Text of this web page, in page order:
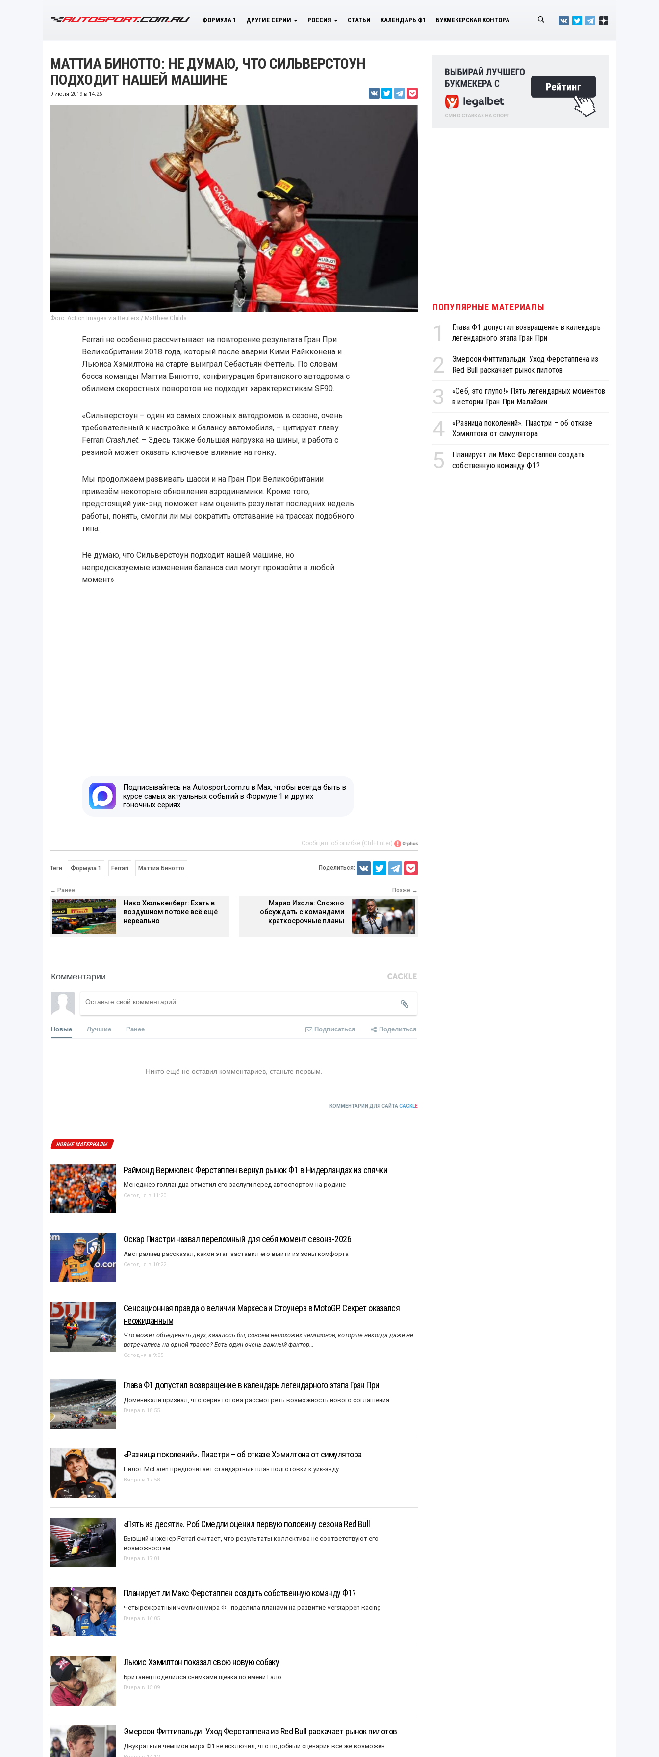
ФОРМУЛА 1 ДРУГИЕ СЕРИИ РОССИЯ СТАТЬИ КАЛЕНДАРЬ Ф1 БУКМЕКЕРСКАЯ КОНТОРА
МАТТИА БИНОТТО: НЕ ДУМАЮ, ЧТО СИЛЬВЕРСТОУН
ПОДХОДИТ НАШЕЙ МАШИНЕ
9 июля 2019 в 14:26
Фото: Action Images via Reuters / Matthew Childs
Ferrari не особенно рассчитывает на повторение результата Гран При
Великобритании 2018 года, который после аварии Кими Райкконена и
Льюиса Хэмилтона на старте выиграл Себастьян Феттель. По словам
босса команды Маттиа Бинотто, конфигурация британского автодрома с
обилием скоростных поворотов не подходит характеристикам SF90.
«Сильверстоун – один из самых сложных автодромов в сезоне, очень
требовательный к настройке и балансу автомобиля, – цитирует главу
Ferrari Crash.net. – Здесь также большая нагрузка на шины, и работа с
резиной может оказать ключевое влияние на гонку.
Мы продолжаем развивать шасси и на Гран При Великобритании
привезём некоторые обновления аэродинамики. Кроме того,
предстоящий уик-энд поможет нам оценить результат последних недель
работы, понять, смогли ли мы сократить отставание на трассах подобного
типа.
Не думаю, что Сильверстоун подходит нашей машине, но
непредсказуемые изменения баланса сил могут произойти в любой
момент».
Подписывайтесь на Autosport.com.ru в Max, чтобы всегда быть в
курсе самых актуальных событий в Формуле 1 и других
гоночных сериях
Сообщить об ошибке (Ctrl+Enter)
Теги: Формула 1 Ferrari Маттиа Бинотто Поделиться:
← Ранее
Нико Хюлькенберг: Ехать в
воздушном потоке всё ещё
нереально
Позже →
Марио Изола: Сложно
обсуждать с командами
краткосрочные планы
Комментарии
Новые Лучшие Ранее Подписаться Поделиться
Никто ещё не оставил комментариев, станьте первым.
КОММЕНТАРИИ ДЛЯ САЙТА CACKLE
НОВЫЕ МАТЕРИАЛЫ
Раймонд Вермюлен: Ферстаппен вернул рынок Ф1 в Нидерландах из спячки
Менеджер голландца отметил его заслуги перед автоспортом на родине
Сегодня в 11:20
Оскар Пиастри назвал переломный для себя момент сезона-2026
Австралиец рассказал, какой этап заставил его выйти из зоны комфорта
Сегодня в 10:22
Сенсационная правда о величии Маркеса и Стоунера в MotoGP. Секрет оказался
неожиданным
Что может объединять двух, казалось бы, совсем непохожих чемпионов, которые никогда даже не
встречались на одной трассе? Есть один очень важный фактор…
Сегодня в 9:05
Глава Ф1 допустил возвращение в календарь легендарного этапа Гран При
Доменикали признал, что серия готова рассмотреть возможность нового соглашения
Вчера в 18:55
«Разница поколений». Пиастри – об отказе Хэмилтона от симулятора
Пилот McLaren предпочитает стандартный план подготовки к уик-энду
Вчера в 17:58
«Пять из десяти». Роб Смедли оценил первую половину сезона Red Bull
Бывший инженер Ferrari считает, что результаты коллектива не соответствуют его
возможностям.
Вчера в 17:01
Планирует ли Макс Ферстаппен создать собственную команду Ф1?
Четырёхкратный чемпион мира Ф1 поделила планами на развитие Verstappen Racing
Вчера в 16:05
Льюис Хэмилтон показал свою новую собаку
Британец поделился снимками щенка по имени Гало
Вчера в 15:09
Эмерсон Фиттипальди: Уход Ферстаппена из Red Bull раскачает рынок пилотов
Двукратный чемпион мира Ф1 не исключил, что подобный сценарий всё же возможен
ПОПУЛЯРНЫЕ МАТЕРИАЛЫ
1
Глава Ф1 допустил возвращение в календарь
легендарного этапа Гран При
2
Эмерсон Фиттипальди: Уход Ферстаппена из
Red Bull раскачает рынок пилотов
3
«Себ, это глупо!» Пять легендарных моментов
в истории Гран При Малайзии
4
«Разница поколений». Пиастри – об отказе
Хэмилтона от симулятора
5
Планирует ли Макс Ферстаппен создать
собственную команду Ф1?